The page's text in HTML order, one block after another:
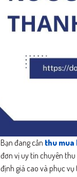
Bạn đang cần thu mua
đơn vị uy tín chuyên
định giá cao và phục